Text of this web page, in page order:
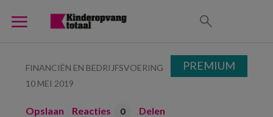
FINANCIËN EN BEDRIJFSVOERING
10 MEI 2019
Opslaan Reacties 0 Delen
PREMIUM